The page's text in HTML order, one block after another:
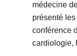
médecine
présenté
conférence
cardiologie,